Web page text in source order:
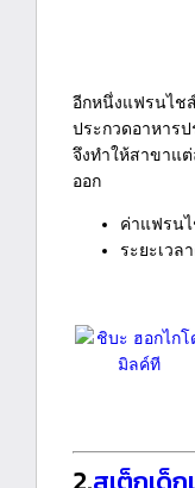
อีกหนึ่งแฟรนไช
ประกวดอาหาร
จึงทำให้สาขาแ
ออก
ค่าแฟรน
ระยะเวล